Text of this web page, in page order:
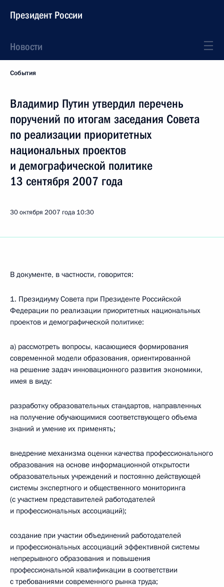
Президент России
Новости
События
Владимир Путин утвердил перечень
поручений по итогам заседания Совета
по реализации приоритетных
национальных проектов
и демографической политике
13 сентября 2007 года
30 октября 2007 года 10:30
В документе, в частности, говорится:
1. Президиуму Совета при Президенте Российской
Федерации по реализации приоритетных национальных
проектов и демографической политике:
а) рассмотреть вопросы, касающиеся формирования
современной модели образования, ориентированной
на решение задач инновационного развития экономики,
имея в виду:
разработку образовательных стандартов, направленных
на получение обучающимися соответствующего объема
знаний и умение их применять;
внедрение механизма оценки качества профессионального
образования на основе информационной открытости
образовательных учреждений и постоянно действующей
системы экспертного и общественного мониторинга
(с участием представителей работодателей
и профессиональных ассоциаций);
создание при участии объединений работодателей
и профессиональных ассоциаций эффективной системы
непрерывного образования и повышения
профессиональной квалификации в соответствии
с требованиями современного рынка труда;